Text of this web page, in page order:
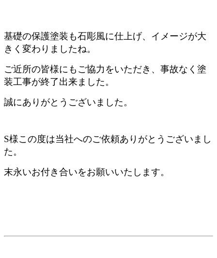
基礎の保護塗装も石彫風に仕上げ、イメージが大
きく変わりましたね。
ご近所の皆様にもご協力をいただき、事故なく塗
装工事が終了出来ました。
誠にありがとうございました。
S様この度は当社へのご依頼ありがとうございまし
た。
末永いお付き合いをお願いいたします。